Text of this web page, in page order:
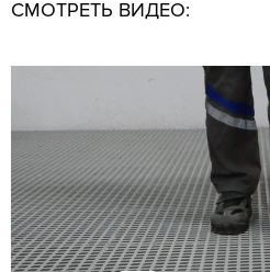
СМОТРЕТЬ ВИДЕО: